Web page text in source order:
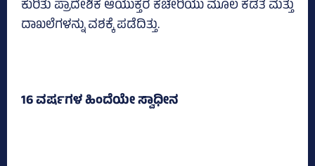
ಕುರಿತು ಪ್ರಾದೇಶಿಕ ಆಯುಕ್ತರ ಕಚೇರಿಯು ಮೂಲ ಕಡತ ಮತ್ತು
ದಾಖಲೆಗಳನ್ನು ವಶಕ್ಕೆ ಪಡೆದಿತ್ತು.
16 ವರ್ಷಗಳ ಹಿಂದೆಯೇ ಸ್ವಾಧೀನ